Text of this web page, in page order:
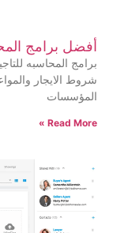
أفضل برامج
برامج المحاسبه
شروط الايجار
المؤسسات
Read More »